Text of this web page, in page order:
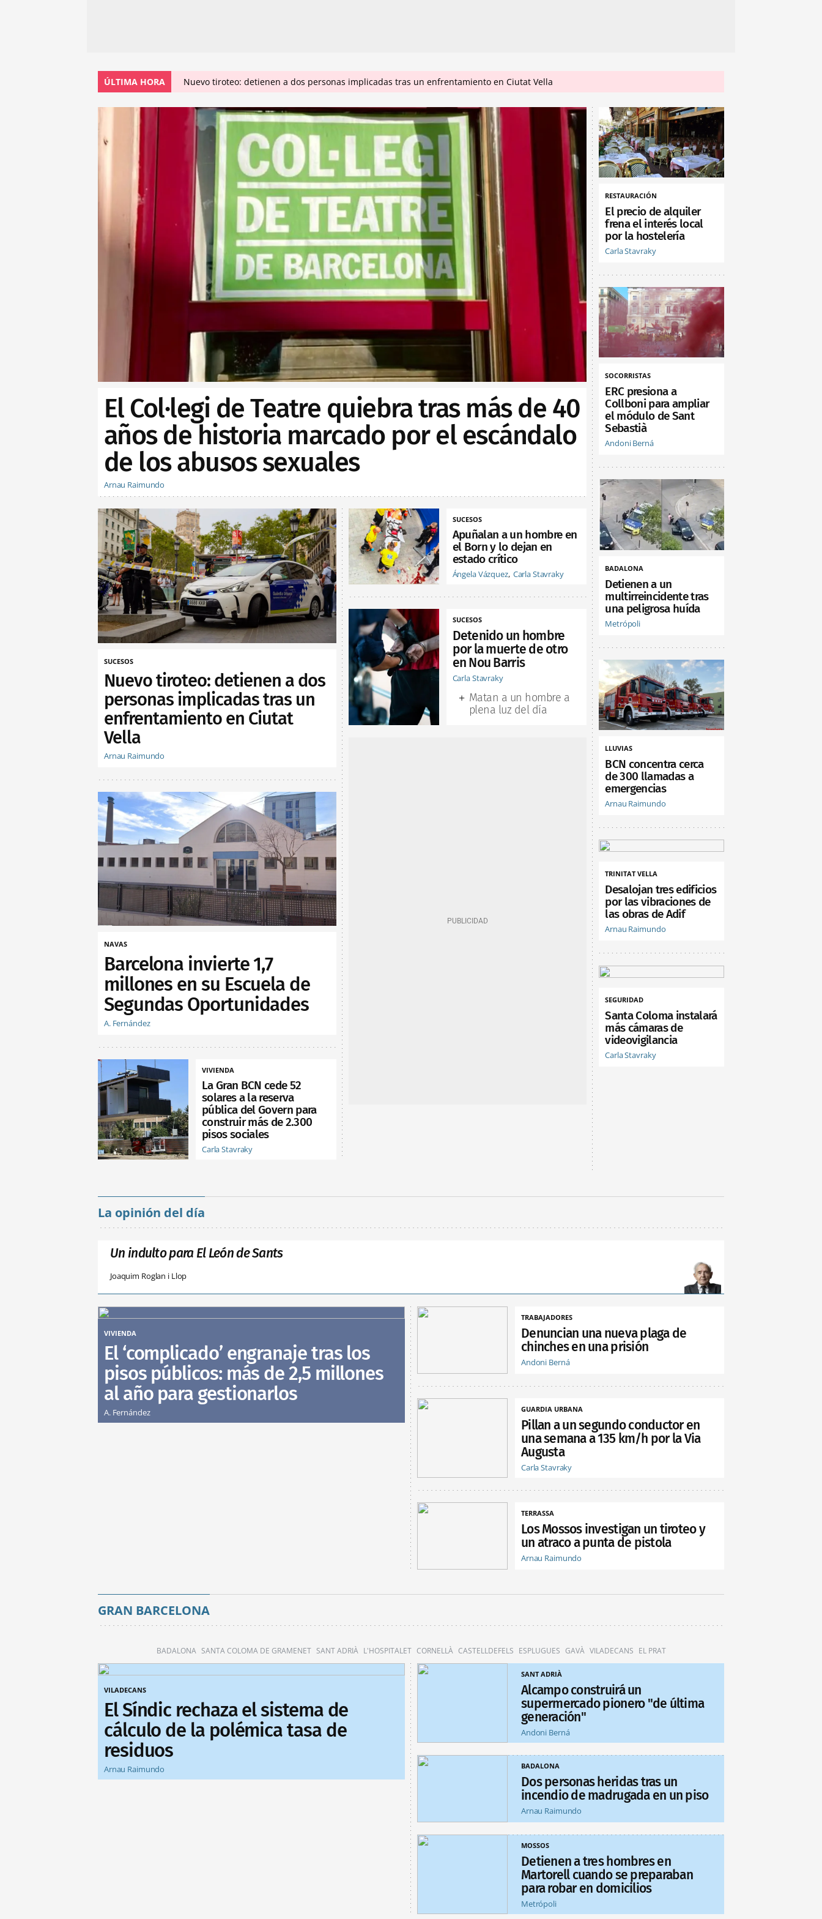
ÚLTIMA HORA Nuevo tiroteo: detienen a dos personas implicadas tras un enfrentamiento en Ciutat Vella
El Col·legi de Teatre quiebra tras más de 40
años de historia marcado por el escándalo
de los abusos sexuales
Arnau Raimundo
SUCESOS
Nuevo tiroteo: detienen a dos
personas implicadas tras un
enfrentamiento en Ciutat
Vella
Arnau Raimundo
NAVAS
Barcelona invierte 1,7
millones en su Escuela de
Segundas Oportunidades
A. Fernández
VIVIENDA
La Gran BCN cede 52
solares a la reserva
pública del Govern para
construir más de 2.300
pisos sociales
Carla Stavraky
SUCESOS
Apuñalan a un hombre en
el Born y lo dejan en
estado crítico
Ángela Vázquez Carla Stavraky
SUCESOS
Detenido un hombre
por la muerte de otro
en Nou Barris
Carla Stavraky
Matan a un hombre a
plena luz del día
RESTAURACIÓN
El precio de alquiler
frena el interés local
por la hostelería
Carla Stavraky
SOCORRISTAS
ERC presiona a
Collboni para ampliar
el módulo de Sant
Sebastià
Andoni Berná
BADALONA
Detienen a un
multirreincidente tras
una peligrosa huída
Metrópoli
LLUVIAS
BCN concentra cerca
de 300 llamadas a
emergencias
Arnau Raimundo
TRINITAT VELLA
Desalojan tres edificios
por las vibraciones de
las obras de Adif
Arnau Raimundo
SEGURIDAD
Santa Coloma instalará
más cámaras de
videovigilancia
Carla Stavraky
La opinión del día
Un indulto para El León de Sants
Joaquim Roglan i Llop
VIVIENDA
El ‘complicado’ engranaje tras los
pisos públicos: más de 2,5 millones
al año para gestionarlos
A. Fernández
TRABAJADORES
Denuncian una nueva plaga de
chinches en una prisión
Andoni Berná
GUARDIA URBANA
Pillan a un segundo conductor en
una semana a 135 km/h por la Via
Augusta
Carla Stavraky
TERRASSA
Los Mossos investigan un tiroteo y
un atraco a punta de pistola
Arnau Raimundo
GRAN BARCELONA
BADALONA SANTA COLOMA DE GRAMENET SANT ADRIÀ L'HOSPITALET CORNELLÀ CASTELLDEFELS ESPLUGUES GAVÀ VILADECANS EL PRAT
VILADECANS
El Síndic rechaza el sistema de
cálculo de la polémica tasa de
residuos
Arnau Raimundo
SANT ADRIÀ
Alcampo construirá un
supermercado pionero "de última
generación"
Andoni Berná
BADALONA
Dos personas heridas tras un
incendio de madrugada en un piso
Arnau Raimundo
MOSSOS
Detienen a tres hombres en
Martorell cuando se preparaban
para robar en domicilios
Metrópoli